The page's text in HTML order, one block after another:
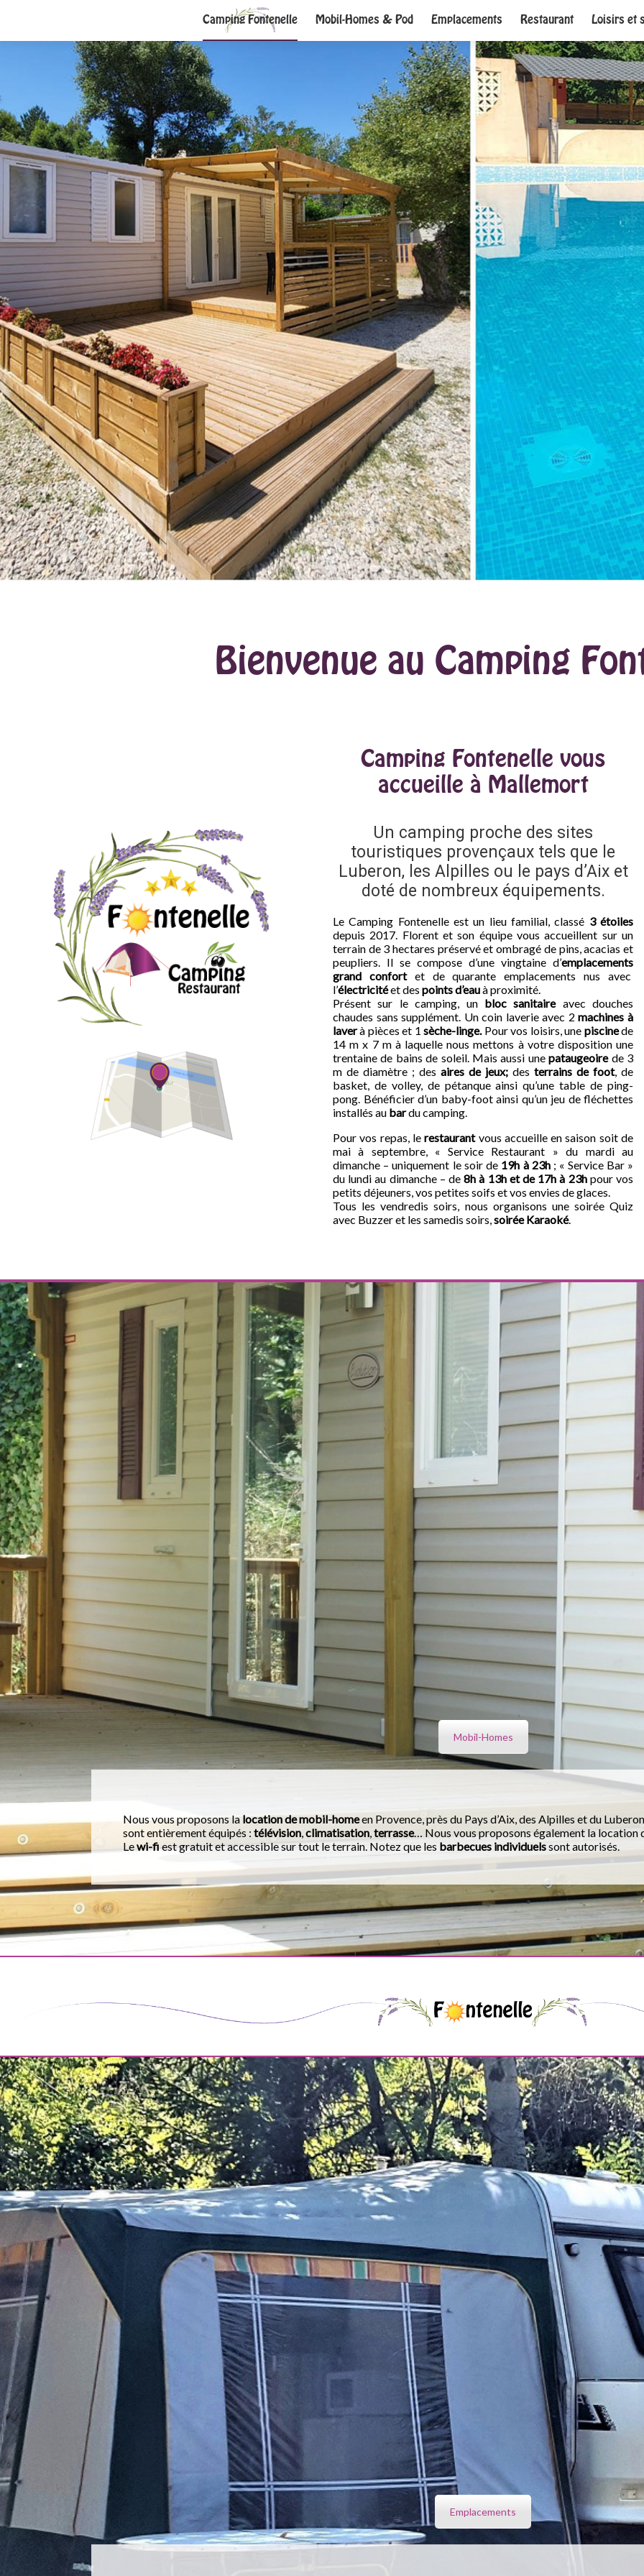
Camping Fontenelle Mobil-Homes & Pod Emplacements Restaurant Loisirs et
Bienvenue au Camping
Camping Fontenelle vous
accueille à Mallemort
Un camping proche des sites
touristiques provençaux tels que le
Luberon, les Alpilles ou le pays d’Aix et
doté de nombreux équipements.
Le Camping Fontenelle est un lieu familial, classé 3 étoiles
depuis 2017. Florent et son équipe vous accueillent sur un
terrain de 3 hectares préservé et ombragé de pins, acacias et
peupliers. Il se compose d’une vingtaine d’emplacements
grand confortet de quarante emplacements nus avec
l’électricitéet des points d’eauà proximité.
Présent sur le camping, un bloc sanitaireavec douches
chaudes sans supplément. Un coin laverie avec 2machines à
laverà pièces et 1sèche-linge. Pour vos loisirs, une piscinede
14 m x 7 m à laquelle nous mettons à votre disposition une
trentaine de bains de soleil. Mais aussi unepataugeoirede 3
m de diamètre ; des aires de jeux; des terrains de foot, de
basket, de volley, de pétanque ainsi qu’une table de ping-
pong. Bénéficier d’un baby-foot ainsi qu’un jeu de fléchettes
installés au bardu camping.
Pour vos repas, lerestaurantvous accueille en saison soit de
mai à septembre, « Service Restaurant » du mardi au
dimanche – uniquement le soir de 19h à 23h; « Service Bar »
du lundi au dimanche – de8h à 13h et de 17h à 23hpour vos
petits déjeuners, vos petites soifs et vos envies de glaces.
Tous les vendredis soirs, nous organisons une soirée Quiz
avec Buzzer et les samedis soirs,soirée Karaoké.
Mobil-Homes
Nous vous proposons la location de mobil-homeen Provence, près du Pays d’Aix, des Alpilles et du
sont entièrement équipés : télévision,climatisation,terrasse… Nous vous proposons également la location
Lewi-fi est gratuit et accessible sur tout le terrain. Notez que les barbecues individuelssont autorisés.
Emplacements